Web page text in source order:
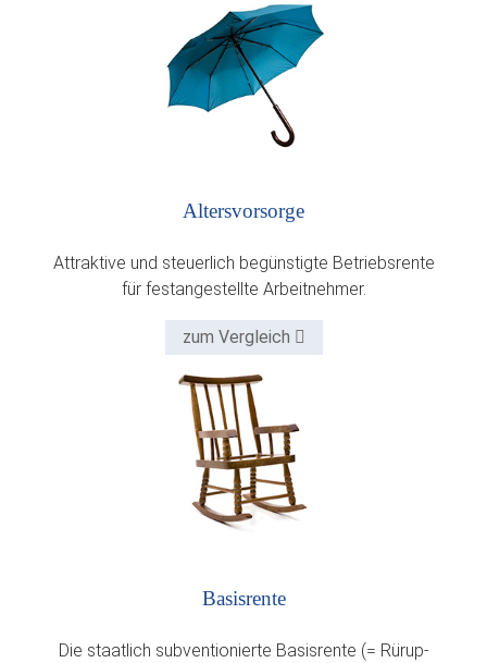
Altersvorsorge
Attraktive und steuerlich begünstigte Betriebsrente
für festangestellte Arbeitnehmer.
zum Vergleich
Basisrente
Die staatlich subventionierte Basisrente (= Rürup-